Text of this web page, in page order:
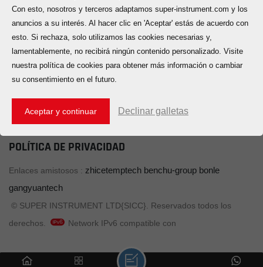
Con esto, nosotros y terceros adaptamos super-instrument.com y los
anuncios a su interés. Al hacer clic en 'Aceptar' estás de acuerdo con
esto. Si rechaza, solo utilizamos las cookies necesarias y,
lamentablemente, no recibirá ningún contenido personalizado. Visite
nuestra política de cookies para obtener más información o cambiar
su consentimiento en el futuro.
Aceptar y continuar Declinar galletas
VER TODO CONTACTO
Correo electrónico: info@super-instrument.com
Tel: +86-551-63838994
WhatsApp : +86-138-5510-9811
HOGAR PRODUCTOS
ACERCA DE SICC
CONTÁCTENOS
MAPA DEL SITIO
POLÍTICA DE PRIVACIDAD
Enlaces amistosos : zhicetemptech benchu-group bonle
gangyuantech
© SUPER INSTRUMENT LTD{SICC}. Reservados todos los
derechos.
Network IPv6 compatible con